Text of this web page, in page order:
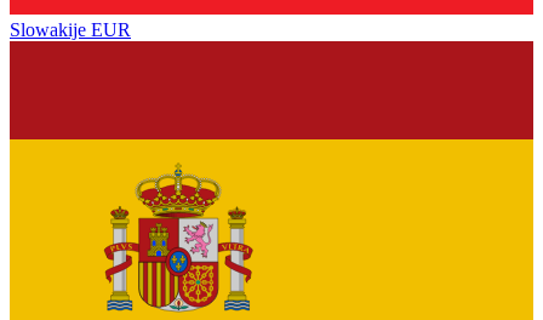
Slowakije EUR